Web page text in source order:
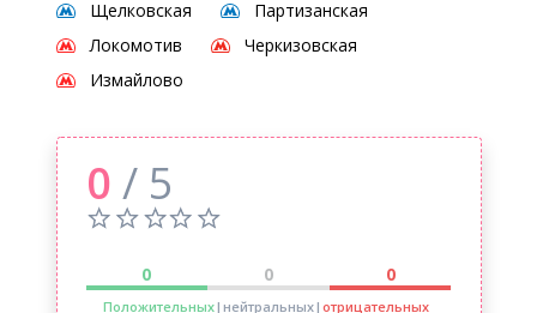
Щелковская
Партизанская
Локомотив
Черкизовская
Измайлово
0 / 5
0 0 0
Положительных|нейтральных| отрицательных